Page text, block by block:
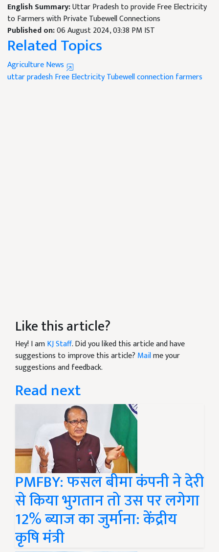
English Summary:Uttar Pradesh to provide Free Electricity
to Farmers with Private Tubewell Connections
Published on:06 August 2024, 03:38 PM IST
Related Topics
Agriculture News
uttar pradeshFree ElectricityTubewell connectionfarmers
Like this article?
Hey! I amKJ Staff. Did you liked this article and have
suggestions to improve this article? Mailme your
suggestions and feedback.
Read next
PMFBY: फसल बीमा कंपनी ने देरी
से किया भुगतान तो उस पर लगेगा
12% ब्याज का जुर्माना: केंद्रीय
कृषि मंत्री